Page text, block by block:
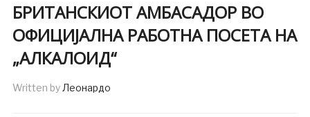
БРИТАНСКИОТ AМБАСАДОР ВО
ОФИЦИЈАЛНА РАБОТНА ПОСЕТА НА
„АЛКАЛОИД“
Written byЛеонардо